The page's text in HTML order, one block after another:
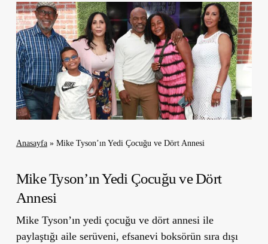
Anasayfa» Mike Tyson’ın Yedi Çocuğu ve Dört Annesi
Mike Tyson’ın Yedi Çocuğu ve Dört
Annesi
Mike Tyson’ın yedi çocuğu ve dört annesi ile
paylaştığı aile serüveni, efsanevi boksörün sıra dışı